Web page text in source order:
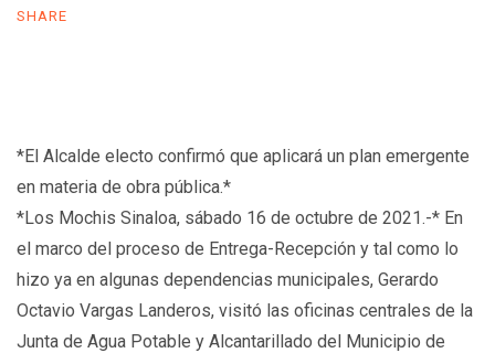
SHARE
*El Alcalde electo confirmó que aplicará un plan emergente
en materia de obra pública.*
*Los Mochis Sinaloa, sábado 16 de octubre de 2021.-* En
el marco del proceso de Entrega-Recepción y tal como lo
hizo ya en algunas dependencias municipales, Gerardo
Octavio Vargas Landeros, visitó las oficinas centrales de la
Junta de Agua Potable y Alcantarillado del Municipio de